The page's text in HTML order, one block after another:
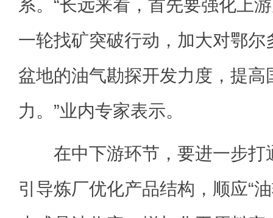
系。“长远来看，首先要强化上
一轮找矿突破行动，加大对鄂
盆地的油气勘探开发力度，提高
力。”业内专家表示。
在中下游环节，要进一步打
引导炼厂优化产品结构，顺应“